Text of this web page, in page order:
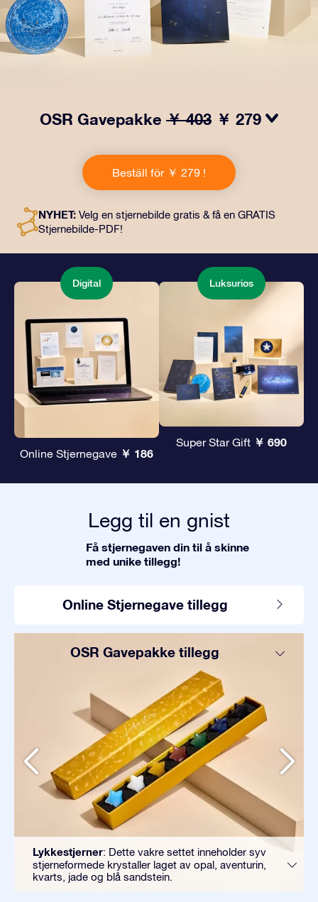
OSR Gavepakke ￥ 403 ￥ 279
gaven inkluderer en vakker konvolutt og personlige
dokumenter som kan sendes til en adresse etter eget
valg, samt digitale dokumenter og gratis bruk av våre
til venner og kjære på.
Beställ för ￥ 279 !
NYHET: Velg en stjernebilde gratis & få en GRATIS
Stjernebilde-PDF!
Digital
Online Stjernegave ￥ 186
Luksuriøs
Super Star Gift ￥ 690
Legg til en gnist
Få stjernegaven din til å skinne
med unike tillegg!
Online Stjernegave tillegg
OSR Gavepakke tillegg
Lykkestjerner: Dette vakre settet inneholder syv
stjerneformede krystaller laget av opal, aventurin,
kvarts, jade og blå sandstein.